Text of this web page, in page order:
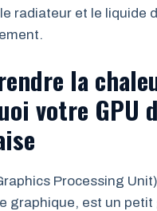
radiateur et le liquide
la
votre GPU
Processing
graphique, est un petit